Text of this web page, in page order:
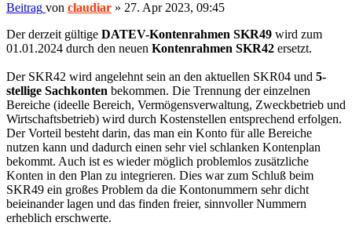
Beitrag von claudiar » 27. Apr 2023, 09:45
Der derzeit gültige DATEV-Kontenrahmen SKR49 wird zum
01.01.2024 durch den neuen Kontenrahmen SKR42 ersetzt.
Der SKR42 wird angelehnt sein an den aktuellen SKR04 und 5-
stellige Sachkonten bekommen. Die Trennung der einzelnen
Bereiche (ideelle Bereich, Vermögensverwaltung, Zweckbetrieb und
Wirtschaftsbetrieb) wird durch Kostenstellen entsprechend erfolgen.
Der Vorteil besteht darin, das man ein Konto für alle Bereiche
nutzen kann und dadurch einen sehr viel schlanken Kontenplan
bekommt. Auch ist es wieder möglich problemlos zusätzliche
Konten in den Plan zu integrieren. Dies war zum Schluß beim
SKR49 ein großes Problem da die Kontonummern sehr dicht
beieinander lagen und das finden freier, sinnvoller Nummern
erheblich erschwerte.